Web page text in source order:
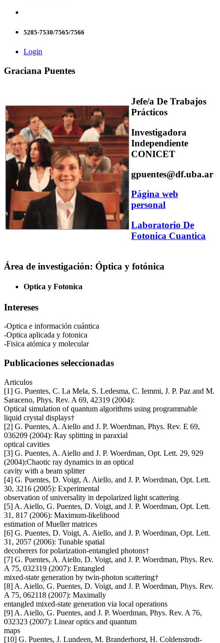
5285-7530/7565/7566
Login
Graciana Puentes
Jefe/a De Trabajos
Prácticos
Investigadora
Independiente
CONICET
gpuentes@df.uba.ar
Página web
personal
Laboratorio De
Fotonica Cuantica
Área de investigación: Óptica y fotónica
Optica y Fotonica
Intereses
-Optica e información cuántica
-Optica aplicada y fotonica
-Fisica atómica y molecular
Publicaciones seleccionadas
Articulos
[1] G. Puentes, C. La Mela, S. Ledesma, C. Iemmi, J. P. Paz and M.
Saraceno, Phys. Rev. A 69, 42319 (2004):
Optical simulation of quantum algorithms using programmable
liquid crystal displays†
[2] G. Puentes, A. Aiello and J. P. Woerdman, Phys. Rev. E 69,
036209 (2004): Ray splitting in paraxial
optical cavities
[3] G. Puentes, A. Aiello and J. P. Woerdman, Opt. Lett. 29, 929
(2004):Chaotic ray dynamics in an optical
cavity with a beam splitter
[4] G. Puentes, D. Voigt, A. Aiello, and J. P. Woerdman, Opt. Lett.
30, 3216 (2005): Experimental
observation of universality in depolarized light scattering
[5] A. Aiello, G. Puentes, D. Voigt, and J. P. Woerdman, Opt. Lett.
31, 817 (2006): Maximum-likelihood
estimation of Mueller matrices
[6] G. Puentes, D. Voigt, A. Aiello, and J. P. Woerdman, Opt. Lett.
31, 2057 (2006): Tunable spatial
decoherers for polarization-entangled photons†
[7] G. Puentes, A. Aiello, D. Voigt, and J. P. Woerdman, Phys. Rev.
A 75, 032319 (2007): Entangled
mixed-state generation by twin-photon scattering†
[8] A. Aiello, G. Puentes, D. Voigt, and J. P. Woerdman, Phys. Rev.
A 75, 062118 (2007): Maximally
entangled mixed-state generation via local operations
[9] A. Aiello, G. Puentes, and J. P. Woerdman, Phys. Rev. A 76,
032323 (2007): Linear optics and quantum
maps
[10] G. Puentes, J. Lundeen, M. Branderhorst, H. Coldenstrodt-